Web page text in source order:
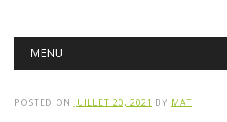
Main menu
MENU
POSTED ON JUILLET 20, 2021 BY MAT